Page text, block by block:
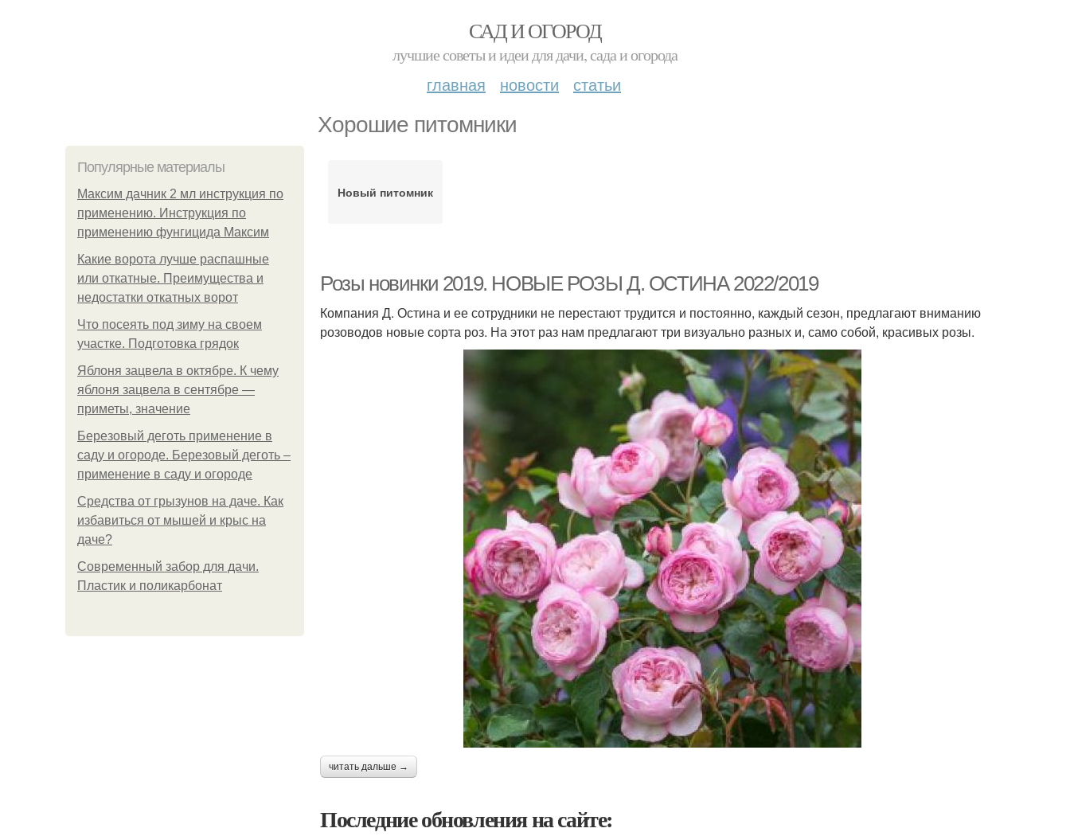
САД И ОГОРОД
лучшие советы и идеи для дачи, сада и огорода
главная новости статьи
Хорошие питомники
Популярные материалы
Максим дачник 2 мл инструкция по
применению. Инструкция по
применению фунгицида Максим
Какие ворота лучше распашные
или откатные. Преимущества и
недостатки откатных ворот
Что посеять под зиму на своем
участке. Подготовка грядок
Яблоня зацвела в октябре. К чему
яблоня зацвела в сентябре —
приметы, значение
Березовый деготь применение в
саду и огороде. Березовый деготь –
применение в саду и огороде
Средства от грызунов на даче. Как
избавиться от мышей и крыс на
даче?
Современный забор для дачи.
Пластик и поликарбонат
Новый питомник
Розы новинки 2019. НОВЫЕ РОЗЫ Д. ОСТИНА 2022/2019
Компания Д. Остина и ее сотрудники не перестают трудится и постоянно, каждый сезон, предлагают вниманию
розоводов новые сорта роз. На этот раз нам предлагают три визуально разных и, само собой, красивых розы.
читать дальше →
Последние обновления на сайте: